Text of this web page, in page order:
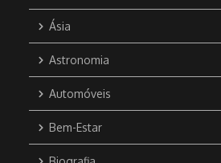
Ásia
Astronomia
Automóveis
Bem-Estar